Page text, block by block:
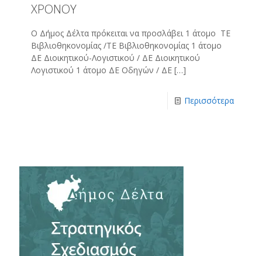
ΧΡΟΝΟΥ
Ο Δήμος Δέλτα πρόκειται να προσλάβει 1 άτομο ΤΕ
Βιβλιοθηκονομίας /ΤΕ Βιβλιοθηκονομίας 1 άτομο
ΔΕ Διοικητικού-Λογιστικού / ΔΕ Διοικητικού
Λογιστικού 1 άτομο ΔΕ Οδηγών / ΔΕ […]
Περισσότερα